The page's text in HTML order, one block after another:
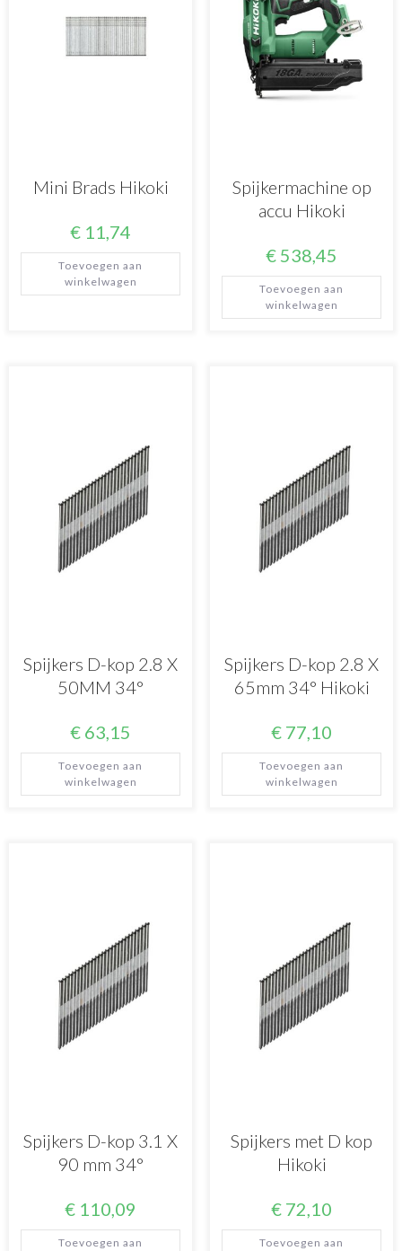
Mini Brads Hikoki
€ 11,74
Toevoegen aan
winkelwagen
Spijkermachine op
accu Hikoki
€ 538,45
Toevoegen aan
winkelwagen
Spijkers D-kop 2.8 X
50MM 34°
€ 63,15
Toevoegen aan
winkelwagen
Spijkers D-kop 2.8 X
65mm 34° Hikoki
€ 77,10
Toevoegen aan
winkelwagen
Spijkers D-kop 3.1 X
90 mm 34°
€ 110,09
Toevoegen aan
Spijkers met D kop
Hikoki
€ 72,10
Toevoegen aan